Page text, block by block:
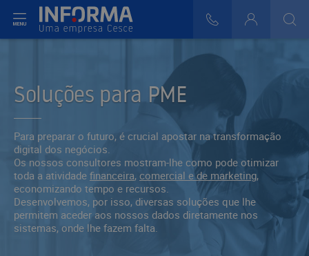
808 29 30 29
Soluções para PME
Para preparar o futuro, é crucial apostar na transformação
digital dos negócios.
Os nossos consultores mostram-lhe como pode otimizar
toda a atividade financeira, comercial e de marketing,
economizando tempo e recursos.
Desenvolvemos, por isso, diversas soluções que lhe
permitem aceder aos nossos dados diretamente nos
sistemas, onde lhe fazem falta.